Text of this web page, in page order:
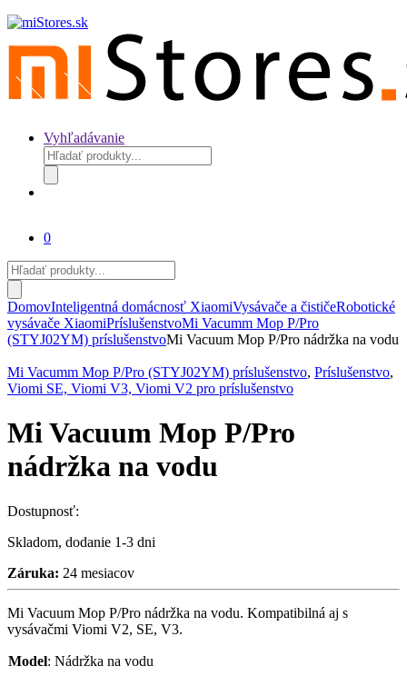
Vyhľadávanie
Products
search
0
Products
search
DomovInteligentná domácnosť XiaomiVysávače a čističeRobotické
vysávače XiaomiPríslušenstvoMi Vacumm Mop P/Pro
(STYJ02YM) príslušenstvoMi Vacuum Mop P/Pro nádržka na vodu
Mi Vacumm Mop P/Pro (STYJ02YM) príslušenstvo, Príslušenstvo,
Viomi SE, Viomi V3, Viomi V2 pro príslušenstvo
Mi Vacuum Mop P/Pro
nádržka na vodu
Dostupnosť:
Skladom, dodanie 1-3 dni
Záruka: 24 mesiacov
Mi Vacuum Mop P/Pro nádržka na vodu. Kompatibilná aj s
vysávačmi Viomi V2, SE, V3.
Model: Nádržka na vodu